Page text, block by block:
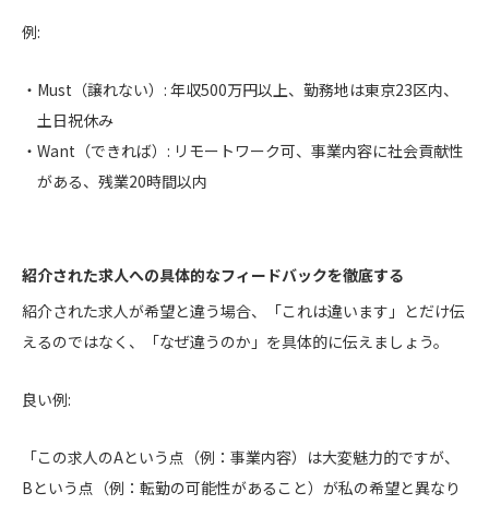
例:
Must（譲れない）: 年収500万円以上、勤務地は東京23区内、
土日祝休み
Want（できれば）: リモートワーク可、事業内容に社会貢献性
がある、残業20時間以内
紹介された求人への具体的なフィードバックを徹底する
紹介された求人が希望と違う場合、「これは違います」とだけ伝
えるのではなく、「なぜ違うのか」を具体的に伝えましょう。
良い例:
「この求人のAという点（例：事業内容）は大変魅力的ですが、
Bという点（例：転勤の可能性があること）が私の希望と異なり